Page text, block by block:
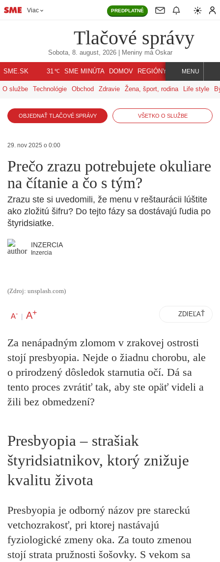
Viac PREDPLATNÉ
Tlačové správy
Sobota, 8. august, 2026| Meniny má Oskar
SME.SK 31℃ SME MINÚTA DOMOV REGIÓNY INDEX SVET
MENU
O službe Technológie Obchod Zdravie Žena, šport, rodina Life style
OBJEDNAŤ TLAČOVÉ SPRÁVY VŠETKO O SLUŽBE
29. nov 2025 o 0:00
Prečo zrazu potrebujete okuliare
na čítanie a čo s tým?
Zrazu ste si uvedomili, že menu v reštaurácii lúštite
ako zložitú šifru? Do tejto fázy sa dostávajú ľudia po
štyridsiatke.
INZERCIA
Inzercia
(Zdroj: unsplash.com)
A- | A+ ZDIEĽAŤ
Za nenápadným zlomom v zrakovej ostrosti
stojí presbyopia. Nejde o žiadnu chorobu, ale
o prirodzený dôsledok starnutia očí. Dá sa
tento proces zvrátiť tak, aby ste opäť videli a
žili bez obmedzení?
Presbyopia – strašiak
štyridsiatnikov, ktorý znižuje
kvalitu života
Presbyopia je odborný názov pre stareckú
vetchozrakosť, pri ktorej nastávajú
fyziologické zmeny oka. Za touto zmenou
stojí strata pružnosti šošovky. S vekom sa